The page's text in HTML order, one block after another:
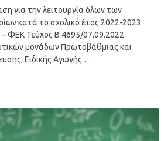
για την λειτουργία όλων των
κατά το σχολικό έτος 2022-2023
– ΦΕΚ Τεύχος Β 4695/07.09.2022
μονάδων Πρωτοβάθμιας και
Ειδικής Αγωγής …